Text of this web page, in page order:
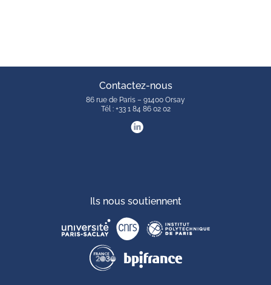
Contactez-nous
86 rue de Paris – 91400 Orsay
Tél : +33 1 84 86 02 02
Ils nous soutiennent